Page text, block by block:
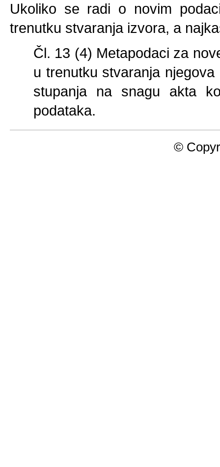
Ukoliko se radi o novim
trenutku stvaranja izvora, a
Čl. 13 (4) Metapodaci za
u trenutku stvaranja
stupanja na snagu akta
podataka.
©